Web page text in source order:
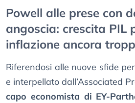
Powell alle prese con
angoscia: crescita PIL
inflazione ancora
Riferendosi alle nuove sfide
e interpellato dall’Associated
capo economista di EY-